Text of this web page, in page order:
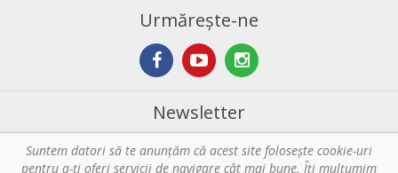
Urmărește-ne
Newsletter
Abonare
Suntem datori să te anunţăm că acest site foloseşte cookie-uri
pentru a-ți oferi servicii de navigare cât mai bune. Îţi mulțumim